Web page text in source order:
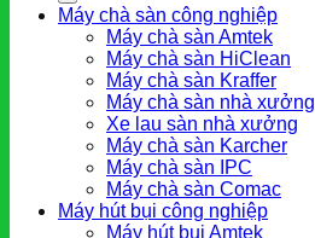
Máy chà sàn công nghiệp
Máy chà sàn Amtek
Máy chà sàn HiClean
Máy chà sàn Kraffer
Máy chà sàn nhà xưởng
Xe lau sàn nhà xưởng
Máy chà sàn Karcher
Máy chà sàn IPC
Máy chà sàn Comac
Máy hút bụi công nghiệp
Máy hút bụi Amtek